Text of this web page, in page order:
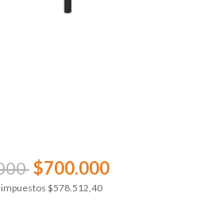
$700.000
$578.512,40